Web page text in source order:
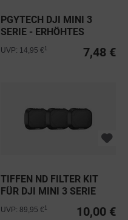
PGYTECH DJI MINI 3
SERIE - ERHÖHTES
LANDEGESTELL
7,48 €
UVP: 14,95 €
TIFFEN ND FILTER KIT
FÜR DJI MINI 3 SERIE
10,00 €
UVP: 89,95 €